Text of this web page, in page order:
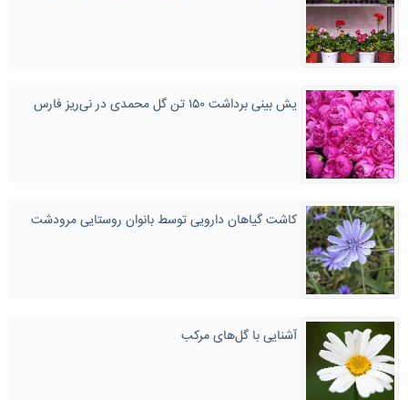
یش بینی برداشت ۱۵۰ تن گل محمدی در نی‌ریز فارس
کاشت گیاهان دارویی توسط بانوان روستایی مرودشت
آشنایی با گل‌های مرکب